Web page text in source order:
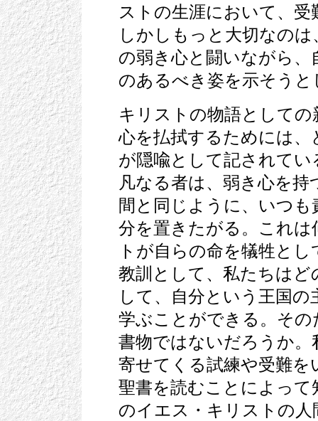
ストの生涯において、
しかしもっと大切なの
の弱き心と闘いながら
のあるべき姿を示そう
キリストの物語として
心を払拭するためには
が隠喩として記されて
凡なる者は、弱き心を
間と同じように、いつ
分を置きたがる。これ
トが自らの命を犠牲と
教訓として、私たちは
して、自分という王国
学ぶことができる。そ
書物ではないだろうか
寄せてくる試練や受難
聖書を読むことによっ
のイエス・キリストの